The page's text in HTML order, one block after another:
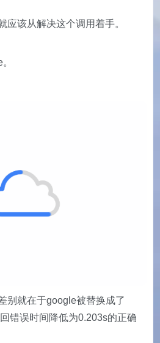
应该从解决这个调用着手。
别就在于google被替换成了
错误时间降低为0.203s的正确